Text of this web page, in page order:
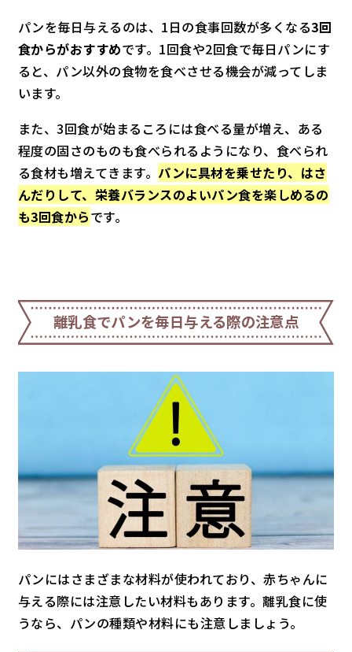
パンを毎日与えるのは、1日の食事回数が多くなる3回
食からがおすすめです。1回食や2回食で毎日パンにす
ると、パン以外の食物を食べさせる機会が減ってしま
います。
また、3回食が始まるころには食べる量が増え、ある
程度の固さのものも食べられるようになり、食べられ
る食材も増えてきます。 パンに具材を乗せたり、はさ
んだりして、栄養バランスのよいパン食を楽しめるの
も3回食からです。
離乳食でパンを毎日与える際の注意点
パンにはさまざまな材料が使われており、赤ちゃんに
与える際には注意したい材料もあります。離乳食に使
うなら、パンの種類や材料にも注意しましょう。